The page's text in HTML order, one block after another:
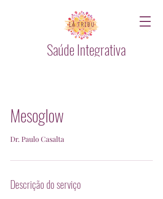
Saúde Integrativa
Mesoglow
Dr. Paulo Casalta
Descrição do serviço